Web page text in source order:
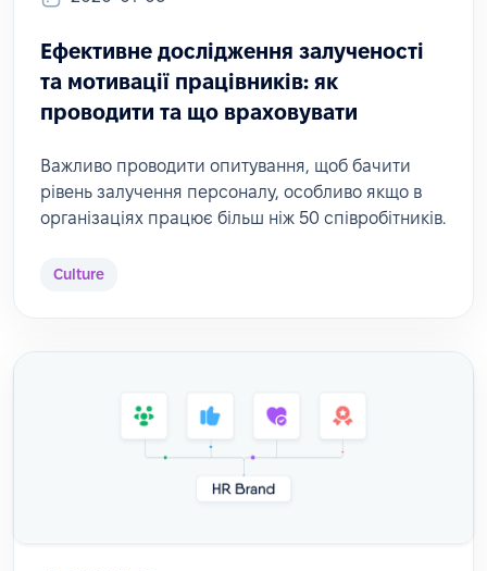
Ефективне дослідження залученості
та мотивації працівників: як
проводити та що враховувати
Важливо проводити опитування, щоб бачити
рівень залучення персоналу, особливо якщо в
організаціях працює більш ніж 50 співробітників.
Culture